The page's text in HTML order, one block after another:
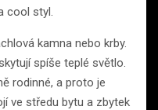
cool styl.
kamna nebo krby.
spíše teplé světlo.
rodinné, a proto je
ve středu bytu a zbytek